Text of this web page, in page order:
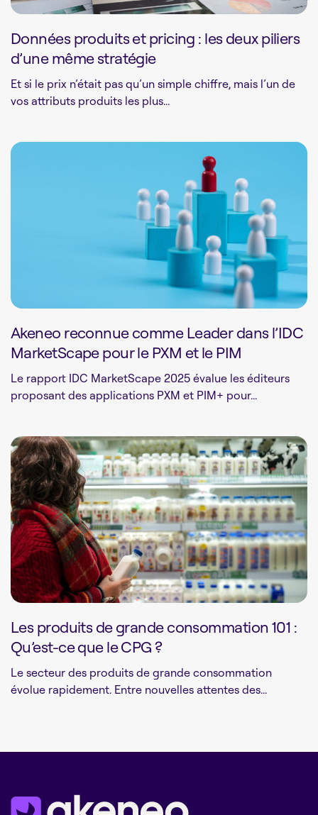
Données produits et pricing : les deux piliers
d’une même stratégie
Et si le prix n’était pas qu’un simple chiffre, mais l’un de
vos attributs produits les plus...
Akeneo reconnue comme Leader dans l’IDC
MarketScape pour le PXM et le PIM
Le rapport IDC MarketScape 2025 évalue les éditeurs
proposant des applications PXM et PIM+ pour...
Les produits de grande consommation 101 :
Qu’est-ce que le CPG ?
Le secteur des produits de grande consommation
évolue rapidement. Entre nouvelles attentes des...